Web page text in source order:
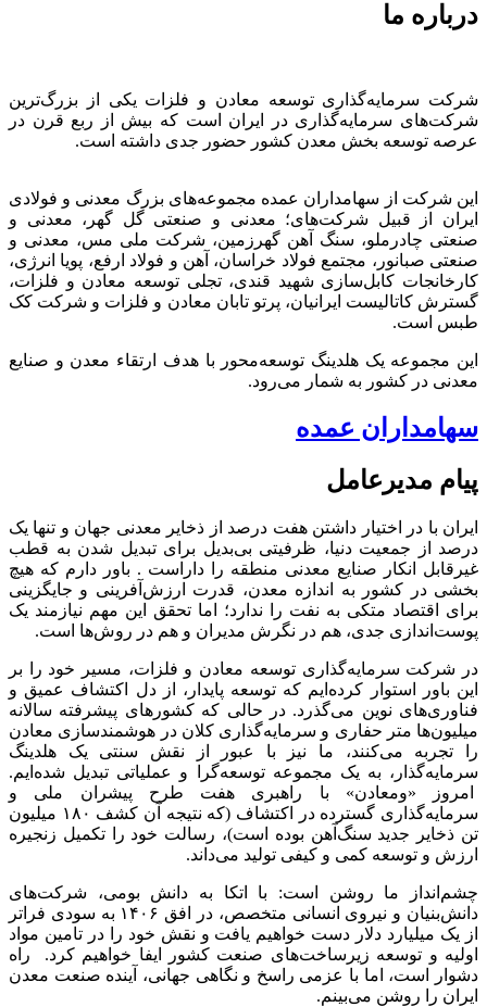
درباره ما
شرکت سرمایه‌گذاری توسعه معادن و فلزات یکی از بزرگ‌ترین
شرکت‌های سرمایه‌گذاری در ایران است که بیش از ربع قرن در
عرصه توسعه بخش معدن کشور حضور جدی داشته است.
این شرکت از سهامداران عمده مجموعه‌های بزرگ معدنی و فولادی
ایران از قبیل شرکت‌های؛ معدنی و صنعتی گل گهر، معدنی و
صنعتی چادرملو، سنگ آهن گهرزمین، شرکت ملی مس، معدنی و
صنعتی صبانور، مجتمع فولاد خراسان، آهن و فولاد ارفع، پویا انرژی،
کارخانجات کابل‌سازی شهید قندی، تجلی توسعه معادن و فلزات،
گسترش کاتالیست ایرانیان، پرتو تابان معادن و فلزات و شرکت کک
طبس است.
این مجموعه یک هلدینگ توسعه‌محور با هدف ارتقاء معدن و صنایع
معدنی در کشور به شمار می‌رود.
سهامداران عمده
پیام مدیرعامل
ایران با در اختیار داشتن هفت درصد از ذخایر معدنی جهان و تنها یک
درصد از جمعیت دنیا، ظرفیتی بی‌بدیل برای تبدیل شدن به قطب
غیرقابل انکار صنایع معدنی منطقه را داراست . باور دارم که هیچ
بخشی در کشور به اندازه معدن، قدرت ارزش‌آفرینی و جایگزینی
برای اقتصاد متکی به نفت را ندارد؛ اما تحقق این مهم نیازمند یک
پوست‌اندازی جدی، هم در نگرش مدیران و هم در روش‌ها است.
در شرکت سرمایه‌گذاری توسعه معادن و فلزات، مسیر خود را بر
این باور استوار کرده‌ایم که توسعه پایدار، از دل اکتشاف عمیق و
فناوری‌های نوین می‌گذرد. در حالی که کشورهای پیشرفته سالانه
میلیون‌ها متر حفاری و سرمایه‌گذاری کلان در هوشمندسازی معادن
را تجربه می‌کنند، ما نیز با عبور از نقش سنتی یک هلدینگ
سرمایه‌گذار، به یک مجموعه توسعه‌گرا و عملیاتی تبدیل شده‌ایم.
امروز «ومعادن» با راهبری هفت طرح پیشران ملی و
سرمایه‌گذاری گسترده در اکتشاف (که نتیجه آن کشف ۱۸۰ میلیون
تن ذخایر جدید سنگ‌آهن بوده است)، رسالت خود را تکمیل زنجیره
ارزش و توسعه کمی و کیفی تولید می‌داند.
چشم‌انداز ما روشن است: با اتکا به دانش بومی، شرکت‌های
دانش‌بنیان و نیروی انسانی متخصص، در افق ۱۴۰۶ به سودی فراتر
از یک میلیارد دلار دست خواهیم یافت و نقش خود را در تامین مواد
اولیه و توسعه زیرساخت‌های صنعت کشور ایفا خواهیم کرد. راه
دشوار است، اما با عزمی راسخ و نگاهی جهانی، آینده صنعت معدن
ایران را روشن می‌بینم.